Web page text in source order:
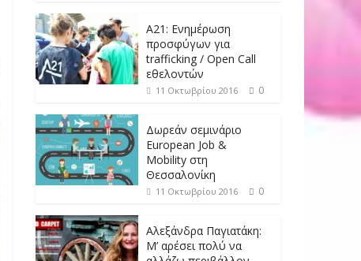
A21: Eνημέρωση
προσφύγων για
trafficking / Open Call
εθελοντών
11 Οκτωβρίου 2016 0
Δωρεάν σεμινάριο
European Job &
Mobility στη
Θεσσαλονίκη
11 Οκτωβρίου 2016 0
Αλεξάνδρα Παγιατάκη:
Μ’ αρέσει πολύ να